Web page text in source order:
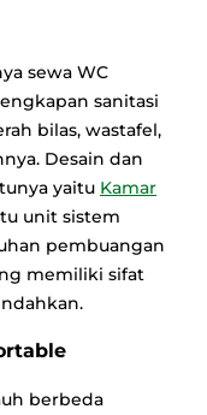
sewa WC
sanitasi
bilas, wastafel,
Desain dan
yaitu Kamar
unit sistem
pembuangan
memiliki sifat
berbeda